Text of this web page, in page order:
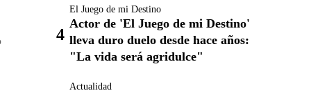
El Juego de mi Destino
Actor de 'El Juego de mi Destino'
lleva duro duelo desde hace años:
"La vida será agridulce"
Actualidad